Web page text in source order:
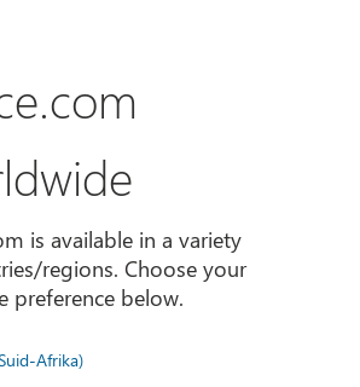
is available in a variety
regions. Choose your
preference below.
Afrika)